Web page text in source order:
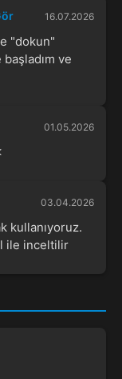
16.07.2026
"dokun"
ve
01.05.2026
03.04.2026
kullanıyoruz.
ile inceltilir